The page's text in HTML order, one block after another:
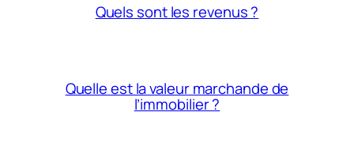
Quels sont les revenus ?
Quelle est la valeur marchande de
l’immobilier ?